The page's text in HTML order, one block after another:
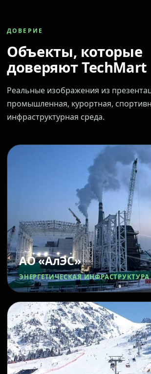
ДОВЕРИЕ
Объекты, которые
доверяют TechMart
Реальные изображения из
промышленная, курортная,
инфраструктурная среда.
АО «АлЭС»
ЭНЕРГЕТИЧЕСКАЯ ИНФРАСТРУКТУРА